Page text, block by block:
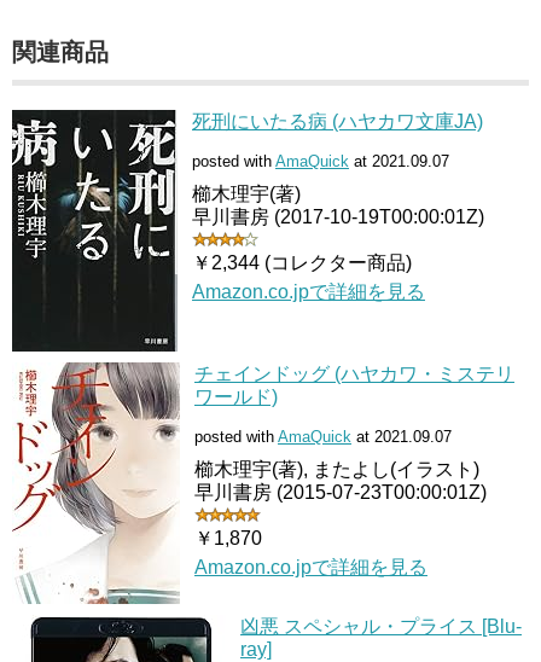
関連商品
死刑にいたる病 (ハヤカワ文庫JA)
posted with AmaQuick at 2021.09.07
櫛木理宇(著)
早川書房 (2017-10-19T00:00:01Z)
￥2,344 (コレクター商品)
Amazon.co.jpで詳細を見る
チェインドッグ (ハヤカワ・ミステリ
ワールド)
posted with AmaQuick at 2021.09.07
櫛木理宇(著), またよし(イラスト)
早川書房 (2015-07-23T00:00:01Z)
￥1,870
Amazon.co.jpで詳細を見る
凶悪 スペシャル・プライス [Blu-
ray]